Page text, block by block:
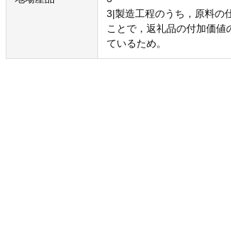
3|製造工程のうち，原料の
ことで，返礼品の付加価
ているため。